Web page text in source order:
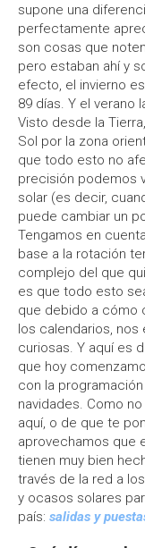
supone una
perfectamente
son cosas que
pero estaban ahí y
efecto, el invierno
89 días. Y el verano
Visto desde la
Sol por la zona
que todo esto no
precisión podemos
solar (es decir,
puede cambiar un
Tengamos en
base a la rotación
complejo del que
es que todo esto
que debido a cómo
los calendarios,
curiosas. Y aquí es
que hoy
con la
navidades. Como
aquí, o de que te
aprovechamos que
tienen muy bien
través de la red a
y ocasos solares
país: salidas y